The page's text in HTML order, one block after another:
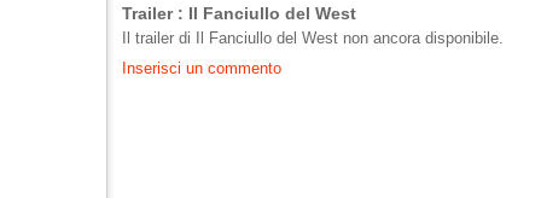
Trailer : Il Fanciullo del West
Il trailer di Il Fanciullo del West non ancora disponibile.
Inserisci un commento